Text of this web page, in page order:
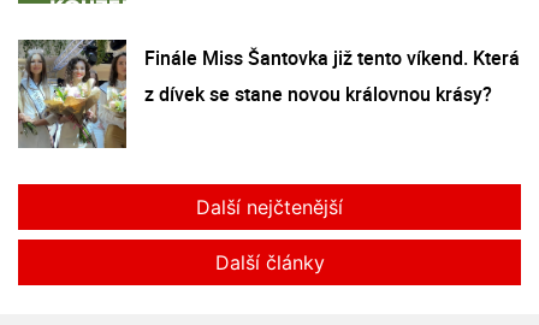
Finále Miss Šantovka již tento víkend. Která
z dívek se stane novou královnou krásy?
Další nejčtenější
Další články